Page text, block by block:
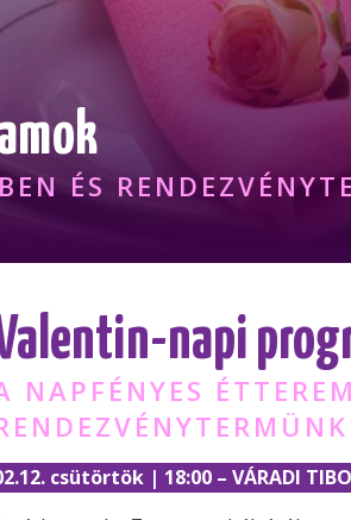
ÉS
napi
NAPFÉNYES
csütörtök | 18:00 – VÁRADI